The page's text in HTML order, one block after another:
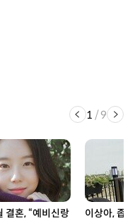
1 /9
결혼, “예비신랑
이상아, 좁